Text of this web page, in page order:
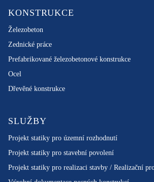
KONSTRUKCE
Železobeton
Zednické práce
Prefabrikované železobetonové konstrukce
Ocel
Dřevěné konstrukce
SLUŽBY
Projekt statiky pro územní rozhodnutí
Projekt statiky pro stavební povolení
Projekt statiky pro realizaci stavby / Realizační